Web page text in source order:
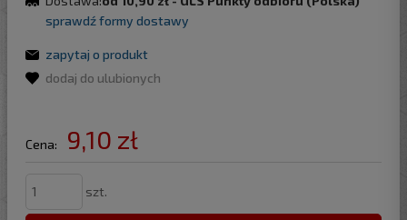
sprawdź formy dostawy
zapytaj o produkt
dodaj do ulubionych
Cena: 9,10 zł
szt.